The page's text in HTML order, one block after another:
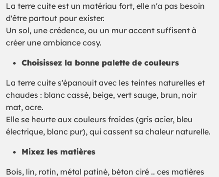
La terre cuite est un matériau fort, elle n'a pas besoin
d'être partout pour exister.
Un sol, une crédence, ou un mur accent suffisent à
créer une ambiance cosy.
Choisissez la bonne palette de couleurs
La terre cuite s'épanouit avec les teintes naturelles et
chaudes : blanc cassé, beige, vert sauge, brun, noir
mat, ocre.
Elle se heurte aux couleurs froides (gris acier, bleu
électrique, blanc pur), qui cassent sa chaleur naturelle.
Mixez les matières
Bois, lin, rotin, métal patiné, béton ciré .. ces matières